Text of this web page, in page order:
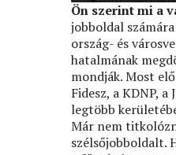
Ön szerint mi a
jobboldal
ország- és
hatalmának
mondják. Most
Fidesz, a KDNP, a
legtöbb
Már nem
szélsőjobboldalt.